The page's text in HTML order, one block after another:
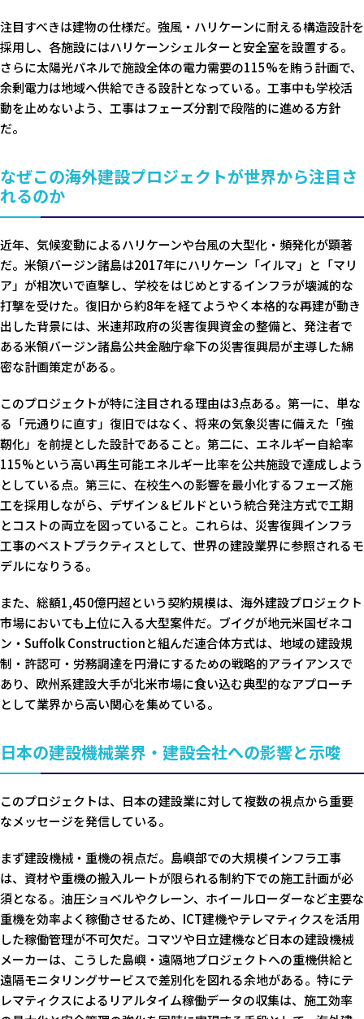
注目すべきは建物の仕様だ。強風・ハリケーンに耐える構造設計を
採用し、各施設にはハリケーンシェルターと安全室を設置する。
さらに太陽光パネルで施設全体の電力需要の115%を賄う計画で、
余剰電力は地域へ供給できる設計となっている。工事中も学校活
動を止めないよう、工事はフェーズ分割で段階的に進める方針
だ。
なぜこの海外建設プロジェクトが世界から注目さ
れるのか
近年、気候変動によるハリケーンや台風の大型化・頻発化が顕著
だ。米領バージン諸島は2017年にハリケーン「イルマ」と「マリ
ア」が相次いで直撃し、学校をはじめとするインフラが壊滅的な
打撃を受けた。復旧から約8年を経てようやく本格的な再建が動き
出した背景には、米連邦政府の災害復興資金の整備と、発注者で
ある米領バージン諸島公共金融庁傘下の災害復興局が主導した綿
密な計画策定がある。
このプロジェクトが特に注目される理由は3点ある。第一に、単な
る「元通りに直す」復旧ではなく、将来の気象災害に備えた「強
靭化」を前提とした設計であること。第二に、エネルギー自給率
115%という高い再生可能エネルギー比率を公共施設で達成しよう
としている点。第三に、在校生への影響を最小化するフェーズ施
工を採用しながら、デザイン＆ビルドという統合発注方式で工期
とコストの両立を図っていること。これらは、災害復興インフラ
工事のベストプラクティスとして、世界の建設業界に参照されるモ
デルになりうる。
また、総額1,450億円超という契約規模は、海外建設プロジェクト
市場においても上位に入る大型案件だ。ブイグが地元米国ゼネコ
ン・Suffolk Constructionと組んだ連合体方式は、地域の建設規
制・許認可・労務調達を円滑にするための戦略的アライアンスで
あり、欧州系建設大手が北米市場に食い込む典型的なアプローチ
として業界から高い関心を集めている。
日本の建設機械業界・建設会社への影響と示唆
このプロジェクトは、日本の建設業に対して複数の視点から重要
なメッセージを発信している。
まず建設機械・重機の視点だ。島嶼部での大規模インフラ工事
は、資材や重機の搬入ルートが限られる制約下での施工計画が必
須となる。油圧ショベルやクレーン、ホイールローダーなど主要な
重機を効率よく稼働させるため、ICT建機やテレマティクスを活用
した稼働管理が不可欠だ。コマツや日立建機など日本の建設機械
メーカーは、こうした島嶼・遠隔地プロジェクトへの重機供給と
遠隔モニタリングサービスで差別化を図れる余地がある。特にテ
レマティクスによるリアルタイム稼働データの収集は、施工効率